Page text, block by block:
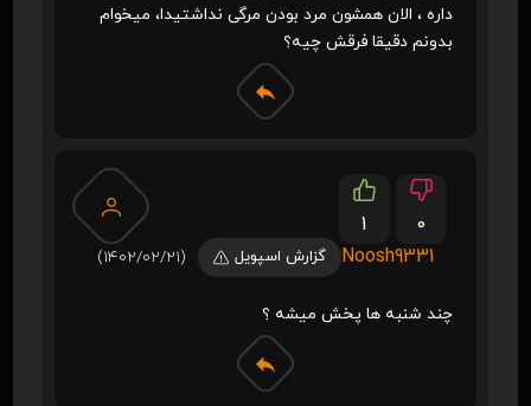
داره ، الان همشون مرد بودن مرگی نداشتیدا، میخوام
بدونم دقیقا فرقش چیه؟
1
0
Noosh9331
گزارش اسپویل (1402/02/21)
چند شنبه ها پخش میشه ؟